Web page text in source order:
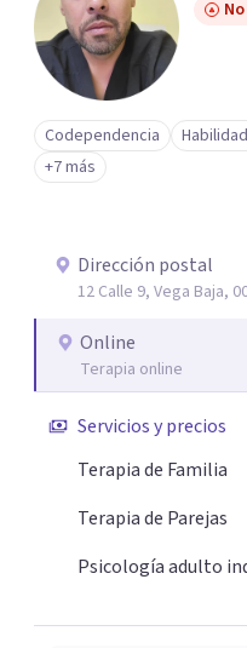
Codependencia
+7 más
Dirección postal
12 Calle 9, Vega Baja,
Online
Terapia online
Servicios y precios
Terapia de Familia
Terapia de Parejas
Psicología adulto